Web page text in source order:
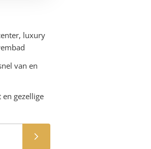
luxury
van en
en gezellige
Aanmelden